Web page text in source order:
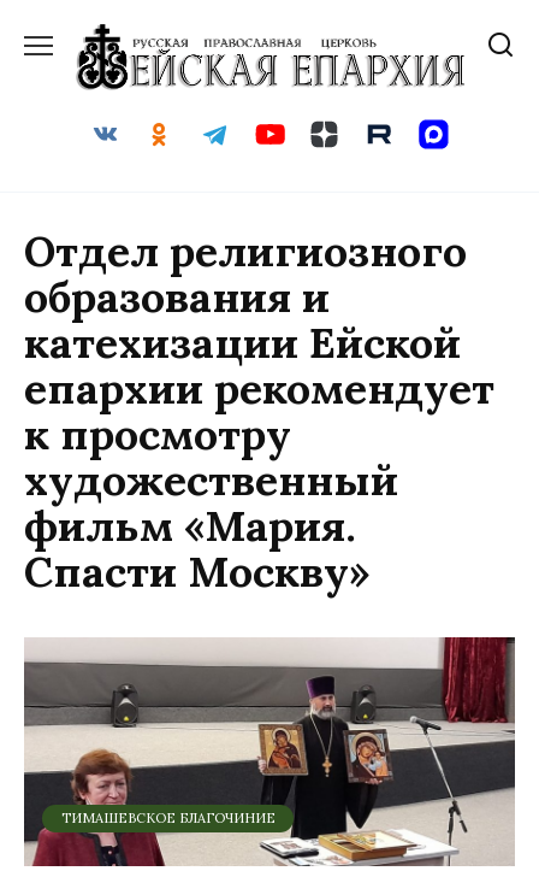
содержанию
Отдел религиозного
образования и
катехизации Ейской
епархии рекомендует
к просмотру
художественный
фильм «Мария.
Спасти Москву»
ТИМАШЕВСКОЕ БЛАГОЧИНИЕ